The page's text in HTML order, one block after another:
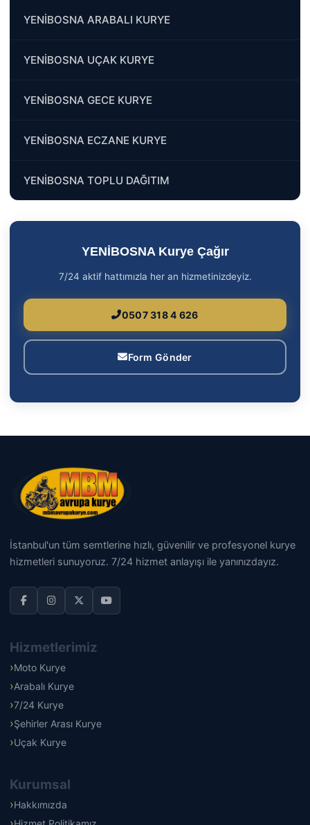
YENİBOSNA ARABALI KURYE
YENİBOSNA UÇAK KURYE
YENİBOSNA GECE KURYE
YENİBOSNA ECZANE KURYE
YENİBOSNA TOPLU DAĞITIM
YENİBOSNA Kurye Çağır
7/24 aktif hattımızla her an hizmetinizdeyiz.
0507 318 4 626
Form Gönder
İstanbul'un tüm semtlerine hızlı, güvenilir ve profesyonel kurye
hizmetleri sunuyoruz. 7/24 hizmet anlayışı ile yanınızdayız.
Hizmetlerimiz
Moto Kurye
Arabalı Kurye
7/24 Kurye
Şehirler Arası Kurye
Uçak Kurye
Kurumsal
Hakkımızda